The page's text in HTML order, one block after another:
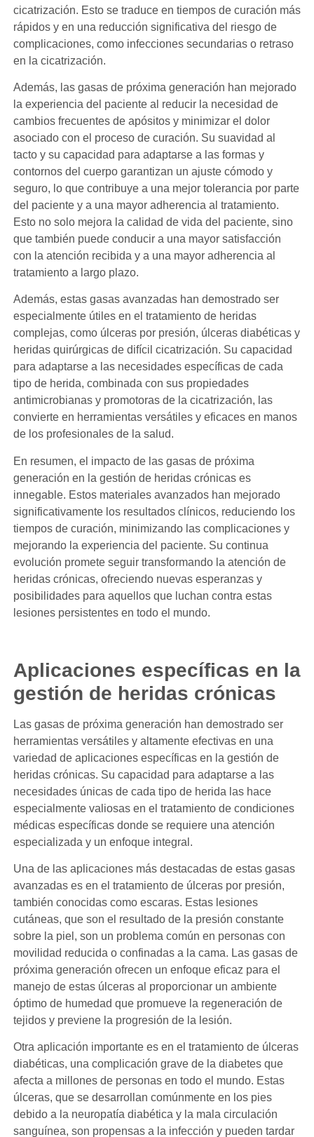
cicatrización. Esto se traduce en tiempos de curación más
rápidos y en una reducción significativa del riesgo de
complicaciones, como infecciones secundarias o retraso
en la cicatrización.
Además, las gasas de próxima generación han mejorado
la experiencia del paciente al reducir la necesidad de
cambios frecuentes de apósitos y minimizar el dolor
asociado con el proceso de curación. Su suavidad al
tacto y su capacidad para adaptarse a las formas y
contornos del cuerpo garantizan un ajuste cómodo y
seguro, lo que contribuye a una mejor tolerancia por parte
del paciente y a una mayor adherencia al tratamiento.
Esto no solo mejora la calidad de vida del paciente, sino
que también puede conducir a una mayor satisfacción
con la atención recibida y a una mayor adherencia al
tratamiento a largo plazo.
Además, estas gasas avanzadas han demostrado ser
especialmente útiles en el tratamiento de heridas
complejas, como úlceras por presión, úlceras diabéticas y
heridas quirúrgicas de difícil cicatrización. Su capacidad
para adaptarse a las necesidades específicas de cada
tipo de herida, combinada con sus propiedades
antimicrobianas y promotoras de la cicatrización, las
convierte en herramientas versátiles y eficaces en manos
de los profesionales de la salud.
En resumen, el impacto de las gasas de próxima
generación en la gestión de heridas crónicas es
innegable. Estos materiales avanzados han mejorado
significativamente los resultados clínicos, reduciendo los
tiempos de curación, minimizando las complicaciones y
mejorando la experiencia del paciente. Su continua
evolución promete seguir transformando la atención de
heridas crónicas, ofreciendo nuevas esperanzas y
posibilidades para aquellos que luchan contra estas
lesiones persistentes en todo el mundo.
Aplicaciones específicas en la
gestión de heridas crónicas
Las gasas de próxima generación han demostrado ser
herramientas versátiles y altamente efectivas en una
variedad de aplicaciones específicas en la gestión de
heridas crónicas. Su capacidad para adaptarse a las
necesidades únicas de cada tipo de herida las hace
especialmente valiosas en el tratamiento de condiciones
médicas específicas donde se requiere una atención
especializada y un enfoque integral.
Una de las aplicaciones más destacadas de estas gasas
avanzadas es en el tratamiento de úlceras por presión,
también conocidas como escaras. Estas lesiones
cutáneas, que son el resultado de la presión constante
sobre la piel, son un problema común en personas con
movilidad reducida o confinadas a la cama. Las gasas de
próxima generación ofrecen un enfoque eficaz para el
manejo de estas úlceras al proporcionar un ambiente
óptimo de humedad que promueve la regeneración de
tejidos y previene la progresión de la lesión.
Otra aplicación importante es en el tratamiento de úlceras
diabéticas, una complicación grave de la diabetes que
afecta a millones de personas en todo el mundo. Estas
úlceras, que se desarrollan comúnmente en los pies
debido a la neuropatía diabética y la mala circulación
sanguínea, son propensas a la infección y pueden tardar